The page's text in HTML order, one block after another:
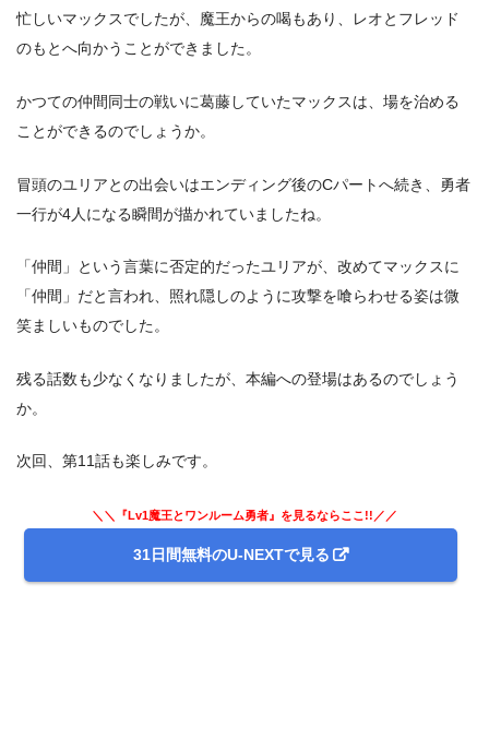
忙しいマックスでしたが、魔王からの喝もあり、レオとフレッド
のもとへ向かうことができました。
かつての仲間同士の戦いに葛藤していたマックスは、場を治める
ことができるのでしょうか。
冒頭のユリアとの出会いはエンディング後のCパートへ続き、勇者
一行が4人になる瞬間が描かれていましたね。
「仲間」という言葉に否定的だったユリアが、改めてマックスに
「仲間」だと言われ、照れ隠しのように攻撃を喰らわせる姿は微
笑ましいものでした。
残る話数も少なくなりましたが、本編への登場はあるのでしょう
か。
次回、第11話も楽しみです。
＼＼『Lv1魔王とワンルーム勇者』を見るならここ!!／／
31日間無料のU-NEXTで見る